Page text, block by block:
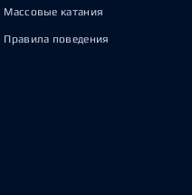
Массовые катания
Правила поведения